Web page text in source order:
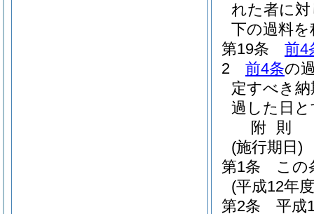
れた者に
下の過料
第19条
前4
2
前4条の
定すべき
過した日
附 則
(施行期日)
第1条
この
(平成12年
第2条
平成